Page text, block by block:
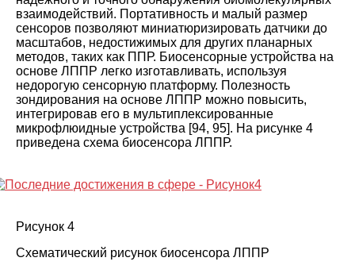
взаимодействий. Портативность и малый размер
сенсоров позволяют миниатюризировать датчики до
масштабов, недостижимых для других планарных
методов, таких как ППР. Биосенсорные устройства на
основе ЛППР легко изготавливать, используя
недорогую сенсорную платформу. Полезность
зондирования на основе ЛППР можно повысить,
интегрировав его в мультиплексированные
микрофлюидные устройства [94, 95]. На рисунке 4
приведена схема биосенсора ЛППР.
Рисунок 4
Схематический рисунок биосенсора ЛППР